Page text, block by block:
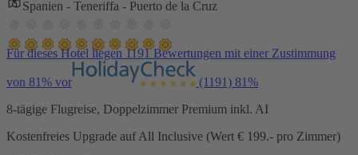
Spanien - Teneriffa - Puerto de la Cruz
Für dieses Hotel liegen 1191 Bewertungen mit einer Zustimmung
von 81% vor (1191) 81%
8-tägige Flugreise, Doppelzimmer Premium inkl. AI
Kostenfreies Upgrade auf All Inclusive (Wert € 199.- pro Zimmer)